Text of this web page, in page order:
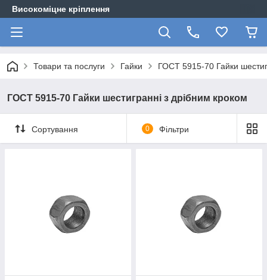
Високоміцне кріплення
Товари та послуги Гайки ГОСТ 5915-70 Гайки
ГОСТ 5915-70 Гайки шестигранні з дрібним кроком
Сортування 0 Фільтри